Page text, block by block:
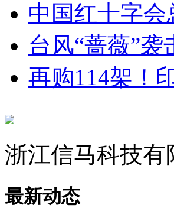
中国红十字
台风“蔷薇”
再购114架！
浙江信马科技
最新动态